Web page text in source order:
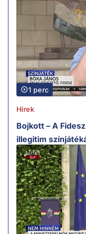
1 perc
Hírek
Bojkott – A
illegitim